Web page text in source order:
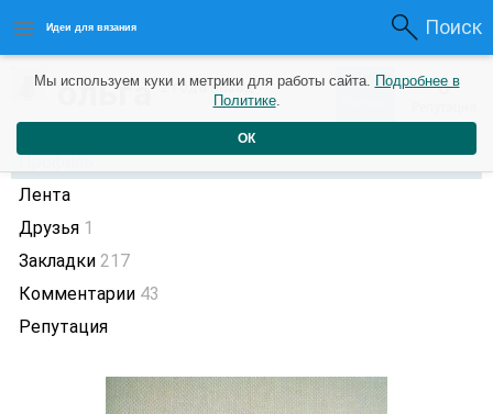
Идеи для вязания Поиск
ольга2 года назад 5 0
Профиль
Лента
Друзья 1
Закладки 217
Комментарии 43
Репутация
Мы используем куки и метрики для работы сайта. Подробнее в
Политике.
ОК